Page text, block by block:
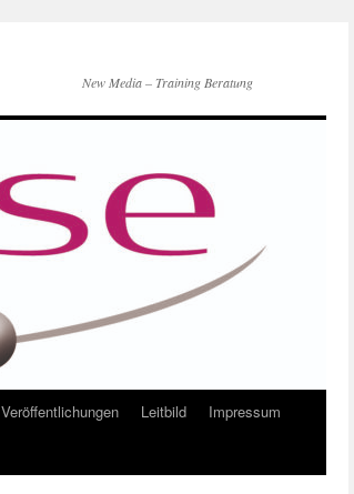
New Media – Training Beratung
Veröffentlichungen Leitbild
Impressum